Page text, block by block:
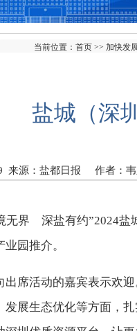
当前位置： 首页 >> 加快发
盐城（深
来源：盐都日报 作者：
无界 深盐有约”2024盐
园推介。
出席活动的嘉宾表示欢
发展生态优化等方面，